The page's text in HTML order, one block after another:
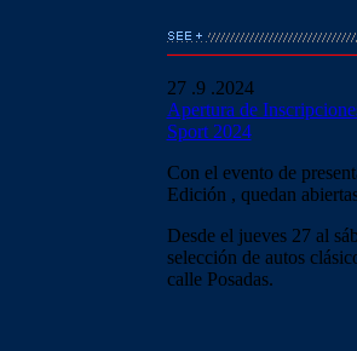
27 .9 .2024
Apertura de
Sport 2024
Con el evento de
Edición , quedan
Desde el jueves 27 al
selección de autos
calle Posadas.